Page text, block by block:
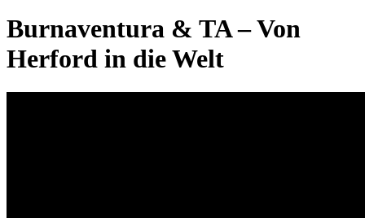
Burnaventura & TA – Von
Herford in die Welt